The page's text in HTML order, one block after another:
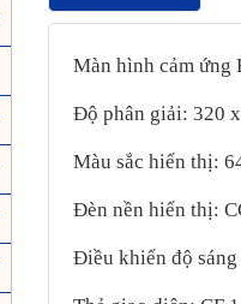
Màn hình cảm ứng
Độ phân giải: 320
Màu sắc hiển thị:
Đèn nền hiển thị:
Điều khiển độ sáng